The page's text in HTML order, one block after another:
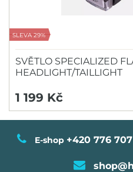
SLEVA 29%
SVĚTLO SPECIALIZED
HEADLIGHT/TAILLIGHT
1 199 Kč
E-shop +420 776